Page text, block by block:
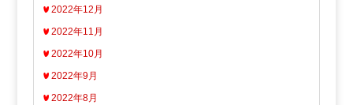
2022年12月
2022年11月
2022年10月
2022年9月
2022年8月